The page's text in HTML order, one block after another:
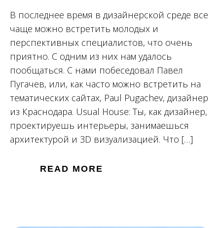
В последнее время в дизайнерской среде все
чаще можно встретить молодых и
перспективных специалистов, что очень
приятно. С одним из них нам удалось
пообщаться. С нами побеседовал Павел
Пугачев, или, как часто можно встретить на
тематических сайтах, Paul Pugachev, дизайнер
из Краснодара. Usual House: Ты, как дизайнер,
проектируешь интерьеры, занимаешься
архитектурой и 3D визуализацией. Что […]
READ MORE